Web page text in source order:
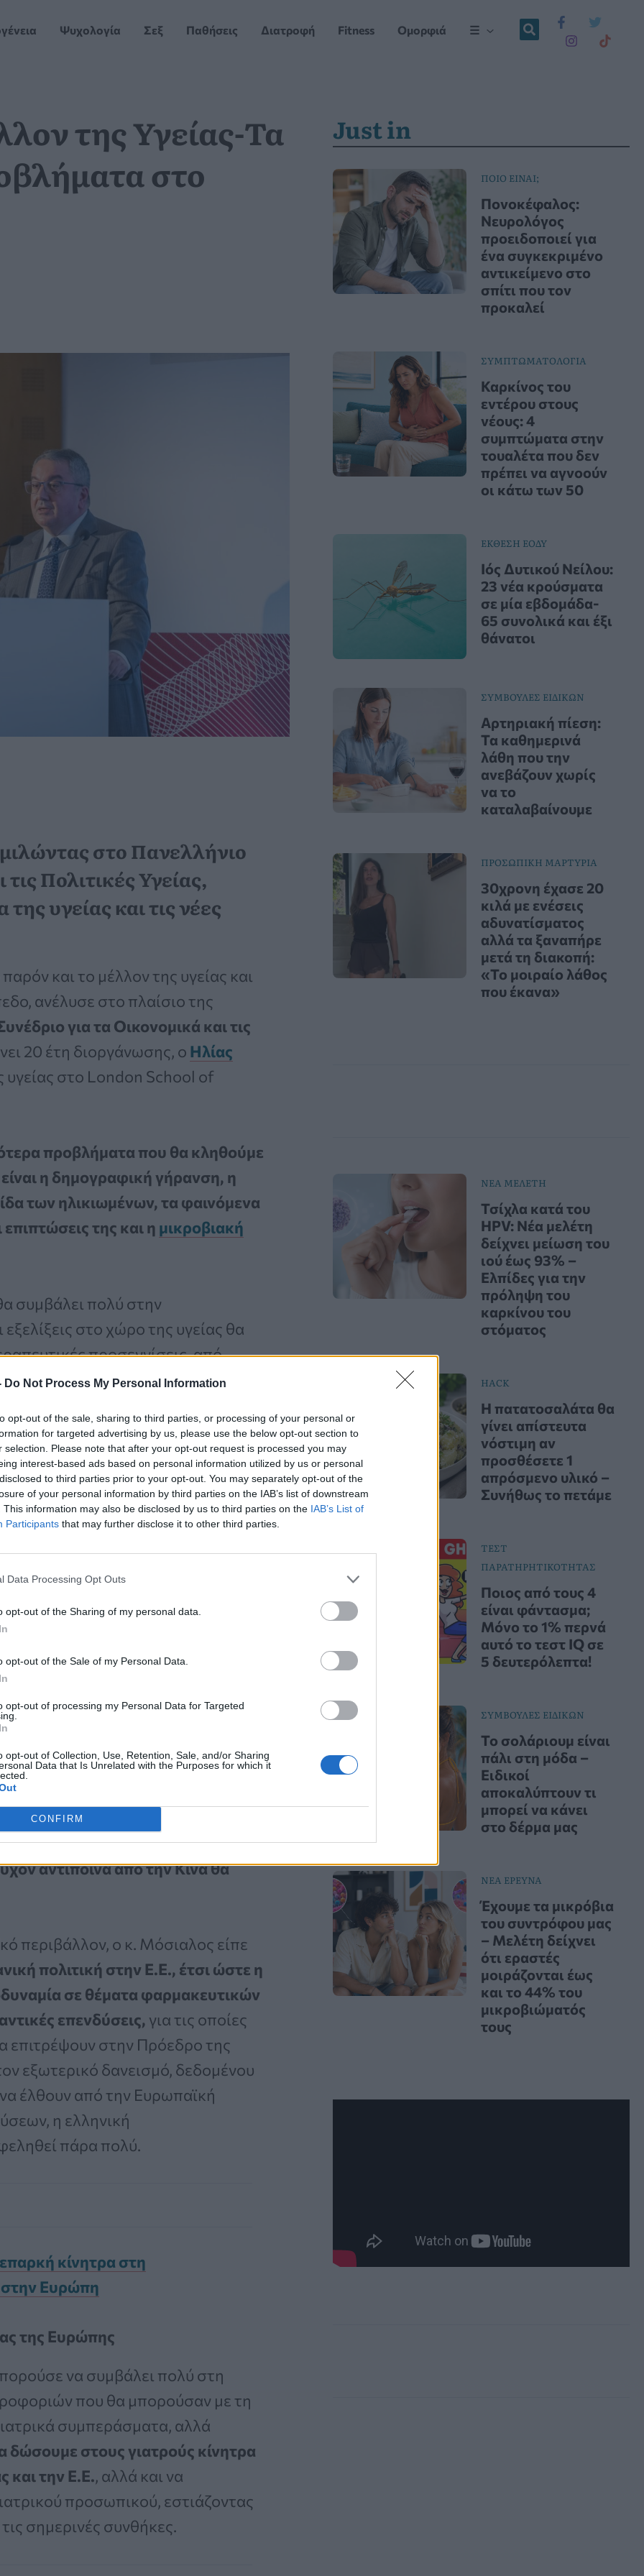
Do Not Process My Personal Information
opt-out of the sale, sharing to third parties, or processing of your personal or
for targeted advertising by us, please use the below opt-out section to
selection. Please note that after your opt-out request is processed you may
interest-based ads based on personal information utilized by us or personal
to third parties prior to your opt-out. You may separately opt-out of the
of your personal information by third parties on the IAB’s list of downstream
This information may also be disclosed by us to third parties on the IAB’s List of
Participants that may further disclose it to other third parties.
Data Processing Opt Outs
opt-out of the Sharing of my personal data.
opt-out of the Sale of my Personal Data.
opt-out of processing my Personal Data for Targeted
opt-out of Collection, Use, Retention, Sale, and/or Sharing
Data that Is Unrelated with the Purposes for which it
CONFIRM
Ψυχολογία Σεξ Παθήσεις Διατροφή Fitness Ομορφιά ☰
της Υγείας-Τα
στο
στο Πανελλήνιο
Πολιτικές Υγείας,
υγείας και τις νέες
και το μέλλον της υγείας και
ανέλυσε στο πλαίσιο της
για τα Οικονομικά και τις
20 έτη διοργάνωσης, ο Ηλίας
υγείας στο London School of
προβλήματα που θα κληθούμε
η δημογραφική γήρανση, η
των ηλικιωμένων, τα φαινόμενα
της και η μικροβιακή
συμβάλει πολύ στην
στο χώρο της υγείας θα
προσεγγίσεις, από
και από αλλαγές στα
έτσι ώστε να προσαρμοστούν
Καρκίνος Προστάτη:
Νέα Ελάχιστα
ηγεσίας στις ΗΠΑ, ειδικότερα
ότιεάν ο πρόεδρος Trump
θα είναι σοβαρές,
δοκιμές, ενώ
το 85% στην Ε.Ε. προέρχονται
αντίποινα από την Κίνα θα
περιβάλλον, ο κ. Μόσιαλος είπε
πολιτική στην Ε.Ε., έτσι ώστε η
σε θέματα φαρμακευτικών
επενδύσεις, για τις οποίες
επιτρέψουν στην Πρόεδρο της
εξωτερικό δανεισμό, δεδομένου
έλθουν από την Ευρωπαϊκή
η ελληνική
πάρα πολύ.
κίνητρα στη
στην Ευρώπη
της Ευρώπης
να συμβάλει πολύ στη
που θα μπορούσαν με τη
συμπεράσματα, αλλά
δώσουμε στους γιατρούς κίνητρα
και την Ε.Ε., αλλά και να
προσωπικού, εστιάζοντας
σημερινές συνθήκες.
Just in
ΠΟΙΟ ΕΙΝΑΙ;
Πονοκέφαλος:
Νευρολόγος
προειδοποιεί για
ένα συγκεκριμένο
αντικείμενο στο
σπίτι που τον
προκαλεί
ΣΥΜΠΤΩΜΑΤΟΛΟΓΙΑ
Καρκίνος του
εντέρου στους
νέους: 4
συμπτώματα στην
τουαλέτα που δεν
πρέπει να αγνοούν
οι κάτω των 50
ΕΚΘΕΣΗ ΕΟΔΥ
Ιός Δυτικού Νείλου:
23 νέα κρούσματα
σε μία εβδομάδα-
65 συνολικά και έξι
θάνατοι
ΣΥΜΒΟΥΛΕΣ ΕΙΔΙΚΩΝ
Αρτηριακή πίεση:
Τα καθημερινά
λάθη που την
ανεβάζουν χωρίς
να το
καταλαβαίνουμε
ΠΡΟΣΩΠΙΚΗ ΜΑΡΤΥΡΙΑ
30χρονη έχασε 20
κιλά με ενέσεις
αδυνατίσματος
αλλά τα ξαναπήρε
μετά τη διακοπή:
«Το μοιραίο λάθος
που έκανα»
ΝΕΑ ΜΕΛΕΤΗ
Τσίχλα κατά του
HPV: Νέα μελέτη
δείχνει μείωση του
ιού έως 93% –
Ελπίδες για την
πρόληψη του
καρκίνου του
στόματος
HACK
Η πατατοσαλάτα θα
γίνει απίστευτα
νόστιμη αν
προσθέσετε 1
απρόσμενο υλικό –
Συνήθως το πετάμε
ΤΕΣΤ
ΠΑΡΑΤΗΡΗΤΙΚΟΤΗΤΑΣ
Ποιος από τους 4
είναι φάντασμα;
Μόνο το 1% περνά
αυτό το τεστ IQ σε
5 δευτερόλεπτα!
ΣΥΜΒΟΥΛΕΣ ΕΙΔΙΚΩΝ
Το σολάριουμ είναι
πάλι στη μόδα –
Ειδικοί
αποκαλύπτουν τι
μπορεί να κάνει
στο δέρμα μας
ΝΕΑ ΕΡΕΥΝΑ
Έχουμε τα μικρόβια
του συντρόφου μας
– Μελέτη δείχνει
ότι εραστές
μοιράζονται έως
και το 44% του
μικροβιώματός
τους